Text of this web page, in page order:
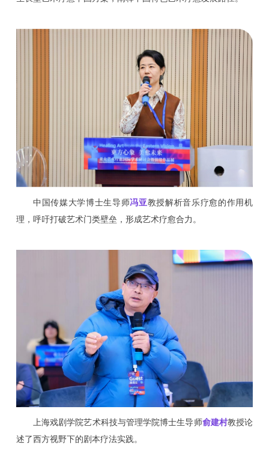
中国传媒大学博士生导师冯亚教授解析音乐疗愈的作用机
理，呼吁打破艺术门类壁垒，形成艺术疗愈合力。
上海戏剧学院艺术科技与管理学院博士生导师俞建村教授论
述了西方视野下的剧本疗法实践。